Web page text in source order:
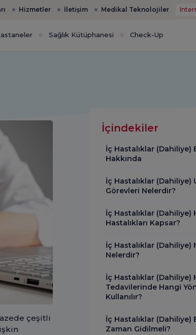
Hizmetler İletişim Medikal Teknolojiler
Sağlık Kütüphanesi Check-Up
çeşitli
İçindekiler
İç Hastalıklar (Dahiliye)
Hakkında
İç Hastalıklar (Dahiliye)
Görevleri Nelerdir?
İç Hastalıklar (Dahiliye)
Hastalıkları Kapsar?
İç Hastalıklar (Dahiliye)
Nelerdir?
İç Hastalıklar (Dahiliye)
Tedavilerinde Hangi
Kullanılır?
İç Hastalıklar (Dahiliye)
Zaman Gidilmeli?